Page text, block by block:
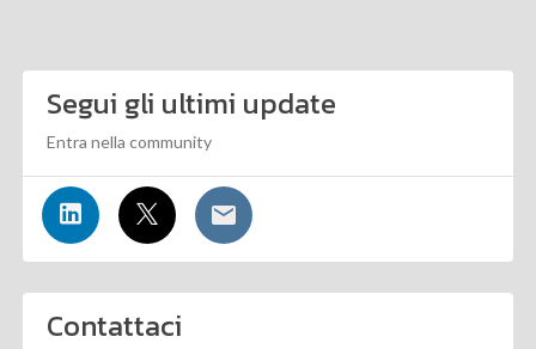
Segui gli ultimi update
Entra nella community
Contattaci